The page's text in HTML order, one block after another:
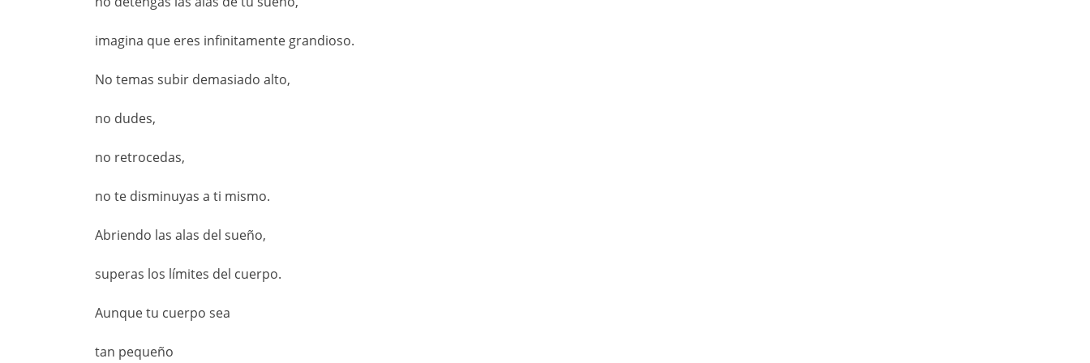
imagina que eres infinitamente grandioso.
No temas subir demasiado alto,
no dudes,
no retrocedas,
no te disminuyas a ti mismo.
Abriendo las alas del sueño,
superas los límites del cuerpo.
Aunque tu cuerpo sea
tan pequeño